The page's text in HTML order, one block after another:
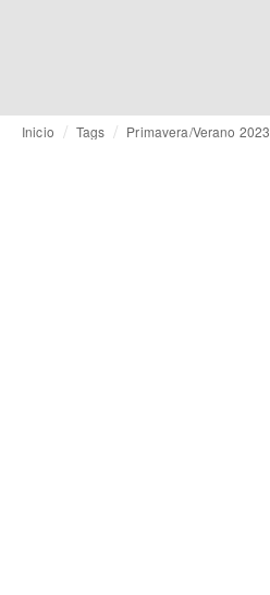
Inicio Tags Primavera/Verano 2023